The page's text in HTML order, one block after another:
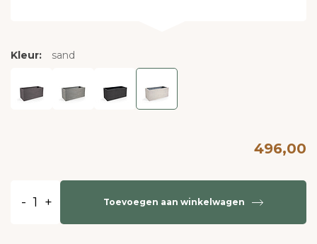
Kleur: sand
496,00
- + Toevoegen aan winkelwagen